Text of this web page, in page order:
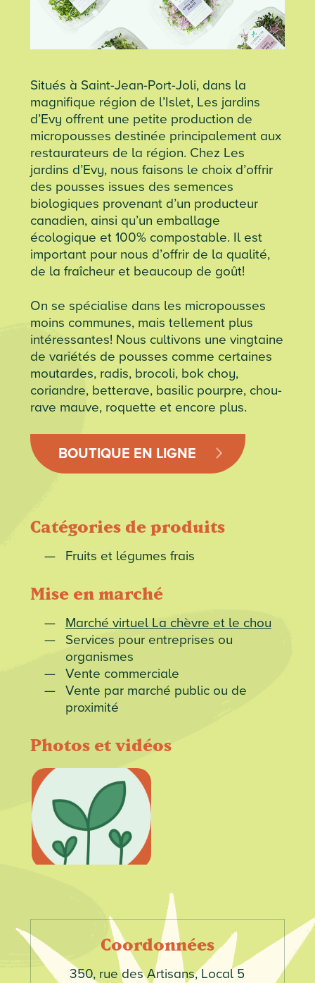
Situés à Saint-Jean-Port-Joli, dans la
magnifique région de l’Islet, Les jardins
d’Evy offrent une petite production de
micropousses destinée principalement aux
restaurateurs de la région. Chez Les
jardins d’Evy, nous faisons le choix d’offrir
des pousses issues des semences
biologiques provenant d’un producteur
canadien, ainsi qu’un emballage
écologique et 100% compostable. Il est
important pour nous d’offrir de la qualité,
de la fraîcheur et beaucoup de goût!
On se spécialise dans les micropousses
moins communes, mais tellement plus
intéressantes! Nous cultivons une vingtaine
de variétés de pousses comme certaines
moutardes, radis, brocoli, bok choy,
coriandre, betterave, basilic pourpre, chou-
rave mauve, roquette et encore plus.
BOUTIQUE EN LIGNE
Catégories de produits
Fruits et légumes frais
Mise en marché
Marché virtuel La chèvre et le chou
Services pour entreprises ou
organismes
Vente commerciale
Vente par marché public ou de
proximité
Photos et vidéos
Coordonnées
Adresse350, rue des Artisans, Local 5